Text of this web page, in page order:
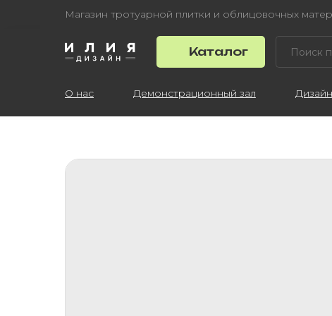
Магазин тротуарной плитки и облицовочных
Каталог
О нас Демонстрационный зал